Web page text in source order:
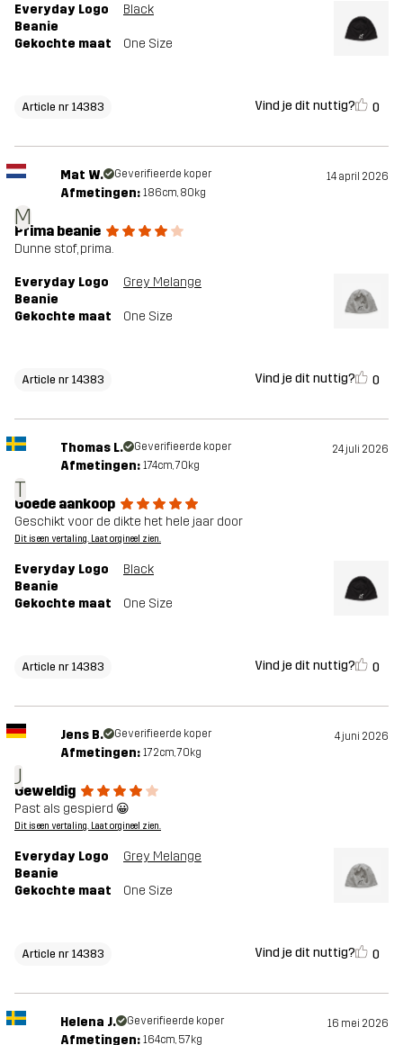
Everyday Logo
Beanie
Black
Gekochte maat One Size
Article nr 14383 Vind je dit nuttig? 0
M
Mat W. Geverifieerde koper 14 april 2026
Afmetingen: 186cm, 80kg
Prima beanie
Dunne stof, prima.
Everyday Logo
Beanie
Grey Melange
Gekochte maat One Size
Article nr 14383 Vind je dit nuttig? 0
T
Thomas L. Geverifieerde koper 24 juli 2026
Afmetingen: 174cm, 70kg
Goede aankoop
Geschikt voor de dikte het hele jaar door
Dit is een vertaling. Laat orgineel zien.
Everyday Logo
Beanie
Black
Gekochte maat One Size
Article nr 14383 Vind je dit nuttig? 0
J
Jens B. Geverifieerde koper 4 juni 2026
Afmetingen: 172cm, 70kg
Geweldig
Past als gespierd 😀
Dit is een vertaling. Laat orgineel zien.
Everyday Logo
Beanie
Grey Melange
Gekochte maat One Size
Article nr 14383 Vind je dit nuttig? 0
Helena J. Geverifieerde koper 16 mei 2026
Afmetingen: 164cm, 57kg